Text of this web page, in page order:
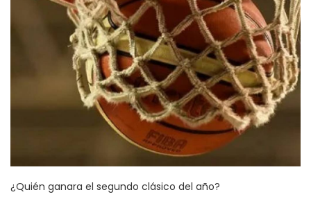
¿Quién ganara el segundo clásico del año?